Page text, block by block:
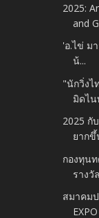
2025:
and
'อ.ไข่ ม
น้...
"นักวิ่งไ
มิดไน
2025 กั
ยาก
กองทุน
รางวั
สมาคม